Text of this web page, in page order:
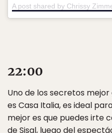
A post shared by Chrissy
22:00
Uno de los secretos
es Casa Italia, es ideal
mejor es que puedes irte
de Sisal, luego del